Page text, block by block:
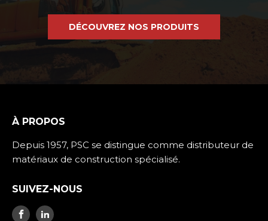
DÉCOUVREZ NOS PRODUITS
À PROPOS
Depuis 1957, PSC se distingue comme distributeur de
matériaux de construction spécialisé.
SUIVEZ-NOUS